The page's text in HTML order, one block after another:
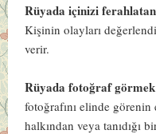
Rüyada içinizi
Kişinin olayları
verir.
Rüyada fotoğraf görmek
fotoğrafını elinde görenin
halkından veya tanıdığı